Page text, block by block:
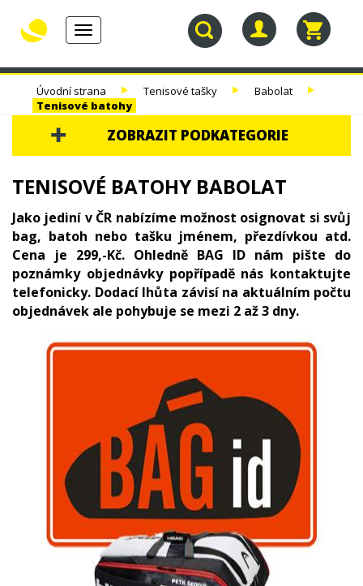
Toggle
navigation
30.
NAROZENINY
TENISOVÉ
TENISOVÉ
TENISOVÉ
Úvodní strana Tenisové tašky
Babolat
Tenisové batohy
ZOBRAZIT PODKATEGORIE
30. NAROZENINY
TENISOVÉ RAKETY
TENISOVÉ VÝPLETY
TENISOVÉ TAŠKY
HEAD
BABOLAT
TENISOVÉ BATOHY
TENISOVÉ TAŠKY
YONEX
TECNIFIBRE
LACOSTE
DUNLOP
PRINCE
SOLINCO
ATP
TENISOVÉ BATOHY BABOLAT
Jako jediní v ČR nabízíme možnost osignovat si svůj
bag, batoh nebo tašku jménem, přezdívkou atd.
Cena je 299,-Kč. Ohledně BAG ID nám pište do
poznámky objednávky popřípadě nás kontaktujte
telefonicky. Dodací lhůta závisí na aktuálním počtu
objednávek ale pohybuje se mezi 2 až 3 dny.